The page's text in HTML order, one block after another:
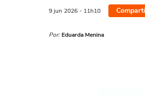
9 jun 2026 - 11h10
Por: Eduarda Menina